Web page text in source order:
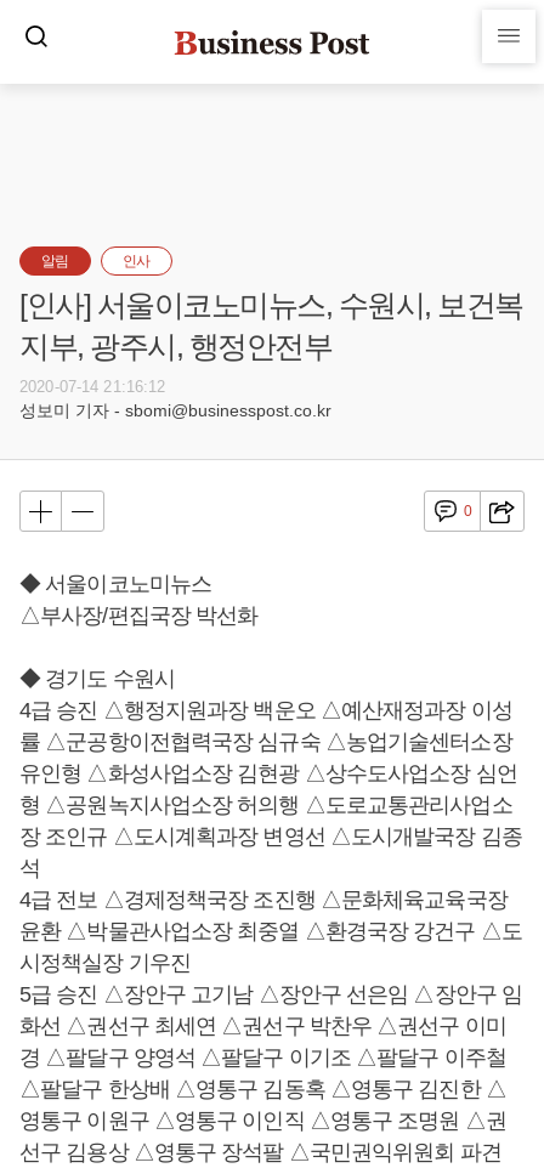
알림 인사
[인사] 서울이코노미뉴스, 수원시, 보건복
지부, 광주시, 행정안전부
2020-07-14 21:16:12
성보미 기자 - sbomi@businesspost.co.kr
0
◆ 서울이코노미뉴스
△부사장/편집국장 박선화
◆ 경기도 수원시
4급 승진 △행정지원과장 백운오 △예산재정과장 이성
률 △군공항이전협력국장 심규숙 △농업기술센터소장
유인형 △화성사업소장 김현광 △상수도사업소장 심언
형 △공원녹지사업소장 허의행 △도로교통관리사업소
장 조인규 △도시계획과장 변영선 △도시개발국장 김종
석
4급 전보 △경제정책국장 조진행 △문화체육교육국장
윤환 △박물관사업소장 최중열 △환경국장 강건구 △도
시정책실장 기우진
5급 승진 △장안구 고기남 △장안구 선은임 △장안구 임
화선 △권선구 최세연 △권선구 박찬우 △권선구 이미
경 △팔달구 양영석 △팔달구 이기조 △팔달구 이주철
△팔달구 한상배 △영통구 김동혹 △영통구 김진한 △
영통구 이원구 △영통구 이인직 △영통구 조명원 △권
선구 김용상 △영통구 장석팔 △국민권익위원회 파견